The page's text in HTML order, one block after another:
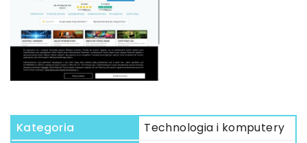
Kategoria
Technologia i komputery